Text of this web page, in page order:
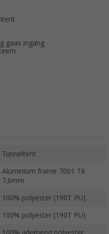
gaas ingang
Tunneltent
Aluminium frame 7001 T6
7,6mm
100% polyester (190T PU)
100% polyester (190T PU)
100% ademend polyester